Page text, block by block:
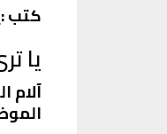
كتب
يا
آلام